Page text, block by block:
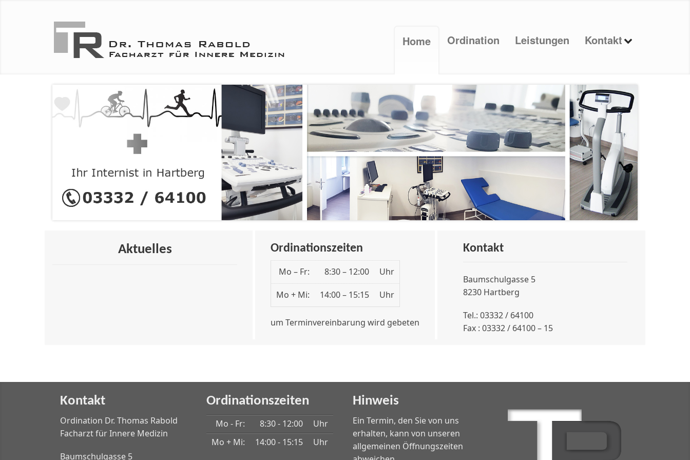
Home Ordination Leistungen Kontakt
Aktuelles Ordinationszeiten
Mo – Fr: 8:30 – 12:00 Uhr
Mo + Mi: 14:00 – 15:15 Uhr
um Terminvereinbarung wird gebeten
Kontakt
Baumschulgasse 5
8230 Hartberg
Tel.: 03332 / 64100
Fax : 03332 / 64100 – 15
Kontakt
Ordination Dr. Thomas Rabold
Facharzt für Innere Medizin
Baumschulgasse 5
Ordinationszeiten
Mo - Fr: 8:30 - 12:00
Uhr
Mo + Mi:
14:00 - 15:15 Uhr
Hinweis
Ein Termin, den Sie von uns
erhalten, kann von unseren
allgemeinen Öffnungszeiten